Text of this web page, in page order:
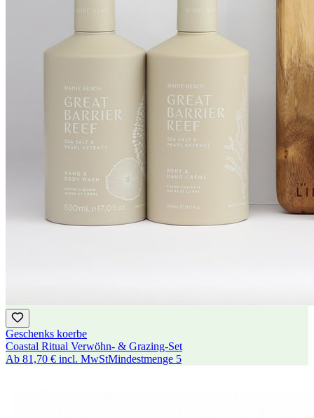
Geschenks koerbe
Coastal Ritual Verwöhn- & Grazing-Set
Ab 81,70 € incl. MwStMindestmenge 5